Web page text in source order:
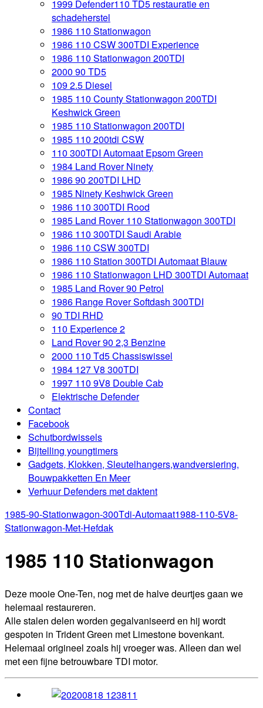
1999 Defender110 TD5 restauratie en
schadeherstel
1986 110 Stationwagon
1986 110 CSW 300TDI Experience
1986 110 Stationwagon 200TDI
2000 90 TD5
109 2.5 Diesel
1985 110 County Stationwagon 200TDI
Keshwick Green
1985 110 Stationwagon 200TDI
1985 110 200tdi CSW
110 300TDI Automaat Epsom Green
1984 Land Rover Ninety
1986 90 200TDI LHD
1985 Ninety Keshwick Green
1986 110 300TDI Rood
1985 Land Rover 110 Stationwagon 300TDI
1986 110 300TDI Saudi Arabie
1986 110 CSW 300TDI
1986 110 Station 300TDI Automaat Blauw
1986 110 Stationwagon LHD 300TDI Automaat
1985 Land Rover 90 Petrol
1986 Range Rover Softdash 300TDI
90 TDI RHD
110 Experience 2
Land Rover 90 2,3 Benzine
2000 110 Td5 Chassiswissel
1984 127 V8 300TDI
1997 110 9V8 Double Cab
Elektrische Defender
Contact
Facebook
Schutbordwissels
Bijtelling youngtimers
Gadgets, Klokken, Sleutelhangers,wandversiering,
Bouwpakketten En Meer
Verhuur Defenders met daktent
1985-90-Stationwagon-300Tdi-Automaat1988-110-5V8-
Stationwagon-Met-Hefdak
1985 110 Stationwagon
Deze mooie One-Ten, nog met de halve deurtjes gaan we
helemaal restaureren.
Alle stalen delen worden gegalvaniseerd en hij wordt
gespoten in Trident Green met Limestone bovenkant.
Helemaal origineel zoals hij vroeger was. Alleen dan wel
met een fijne betrouwbare TDI motor.